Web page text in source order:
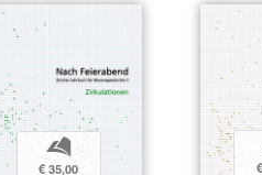
b
€ 35,00